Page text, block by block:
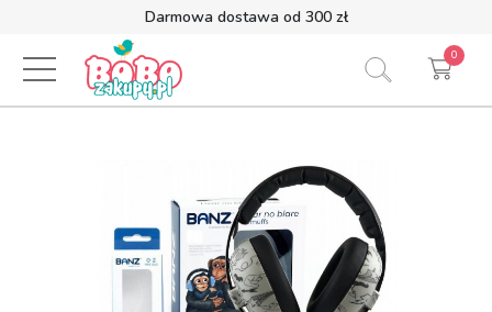
Darmowa dostawa od 300 zł
0